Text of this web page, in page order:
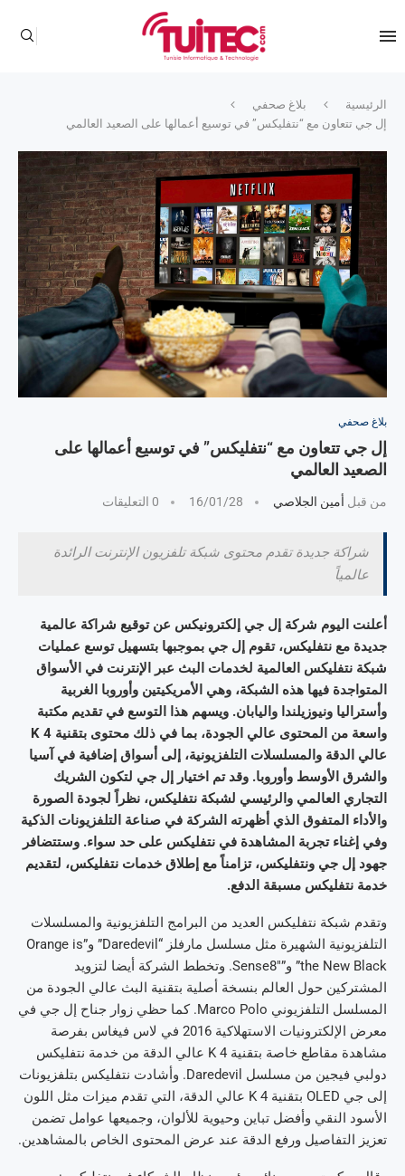
الرئيسية
بلاغ صحفي
إل جي تتعاون مع “نتفليكس” في توسيع أعمالها على الصعيد العالمي
بلاغ صحفي
إل جي تتعاون مع “نتفليكس” في توسيع أعمالها على
الصعيد العالمي
من قبل أمين الجلاصي 16/01/28 0 التعليقات
شراكة جديدة تقدم محتوى شبكة تلفزيون الإنترنت الرائدة
عالمياً
أعلنت اليوم شركة إل جي إلكترونيكس عن توقيع شراكة عالمية
جديدة مع نتفليكس، تقوم إل جي بموجبها بتسهيل توسع عمليات
شبكة نتفليكس العالمية لخدمات البث عبر الإنترنت في الأسواق
المتواجدة فيها هذه الشبكة، وهي الأمريكيتين وأوروبا الغربية
وأستراليا ونيوزيلندا واليابان. ويسهم هذا التوسع في تقديم مكتبة
واسعة من المحتوى عالي الجودة، بما في ذلك محتوى بتقنية K 4
عالي الدقة والمسلسلات التلفزيونية، إلى أسواق إضافية في آسيا
والشرق الأوسط وأوروبا. وقد تم اختيار إل جي لتكون الشريك
التجاري العالمي والرئيسي لشبكة نتفليكس، نظراً لجودة الصورة
والأداء المتفوق الذي أظهرته الشركة في صناعة التلفزيونات الذكية
وفي إغناء تجربة المشاهدة في نتفليكس على حد سواء. وستتضافر
جهود إل جي ونتفليكس، تزامناً مع إطلاق خدمات نتفليكس، لتقديم
خدمة نتفليكس مسبقة الدفع.
وتقدم شبكة نتفليكس العديد من البرامج التلفزيونية والمسلسلات
التلفزيونية الشهيرة مثل مسلسل مارفلز “Daredevil” و”Orange is
the New Black” و”Sense8″. وتخطط الشركة أيضا لتزويد
المشتركين حول العالم بنسخة أصلية بتقنية البث عالي الجودة من
المسلسل التلفزيوني Marco Polo. كما حظي زوار جناح إل جي في
معرض الإلكترونيات الاستهلاكية 2016 في لاس فيغاس بفرصة
مشاهدة مقاطع خاصة بتقنية K 4 عالي الدقة من خدمة نتفليكس
دولبي فيجين من مسلسل Daredevil. وأشادت نتفليكس بتلفزيونات
إلى جي OLED بتقنية K 4 عالي الدقة، التي تقدم ميزات مثل اللون
الأسود النقي وأفضل تباين وحيوية للألوان، وجميعها عوامل تضمن
تعزيز التفاصيل ورفع الدقة عند عرض المحتوى الخاص بالمشاهدين.